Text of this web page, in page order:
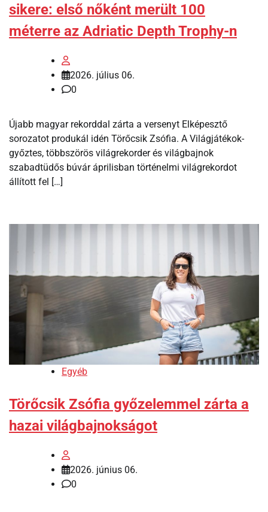
sikere: első nőként merült 100
méterre az Adriatic Depth Trophy-n
2026. július 06.
0
Újabb magyar rekorddal zárta a versenyt Elképesztő
sorozatot produkál idén Törőcsik Zsófia. A Világjátékok-
győztes, többszörös világrekorder és világbajnok
szabadtüdős búvár áprilisban történelmi világrekordot
állított fel […]
Egyéb
Törőcsik Zsófia győzelemmel zárta a
hazai világbajnokságot
2026. június 06.
0